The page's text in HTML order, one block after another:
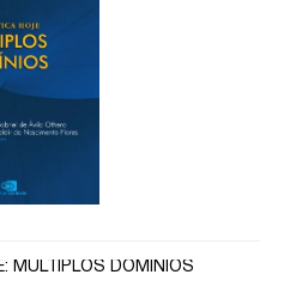
MÚLTIPLOS DOMÍNIOS